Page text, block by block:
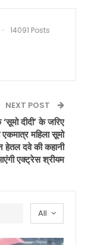
14091 Posts
NEXT POST
‘सूमो दीदी’ के जरिए
महिला सूमो
हेतल दवे की कहानी
एक्ट्रेस श्रीयम
All